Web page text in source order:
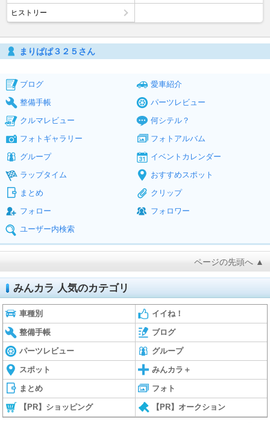
ヒストリー
まりぱぱ３２５さん
ブログ
愛車紹介
整備手帳
パーツレビュー
クルマレビュー
何シテル？
フォトギャラリー
フォトアルバム
グループ
イベントカレンダー
ラップタイム
おすすめスポット
まとめ
クリップ
フォロー
フォロワー
ユーザー内検索
ページの先頭へ ▲
みんカラ 人気のカテゴリ
車種別 イイね！
整備手帳 ブログ
パーツレビュー グループ
スポット みんカラ＋
まとめ フォト
【PR】ショッピング 【PR】オークション